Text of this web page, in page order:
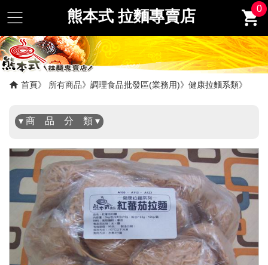
熊本式 拉麵專賣店 0
首頁 所有商品 調理食品批發區(業務用) 健康拉麵系類
▾ 商 品 分 類 ▾
✖